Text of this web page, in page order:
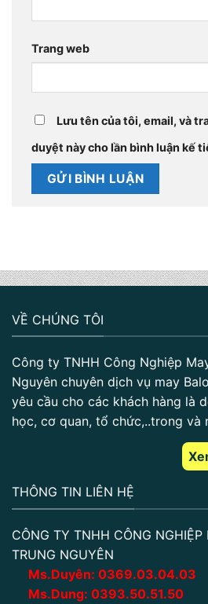
Trang web
Lưu tên của tôi, email, và
duyệt này cho lần bình luận kế
VỀ CHÚNG TÔI
Công ty TNHH Công Nghiệp
Nguyên chuyên dịch vụ may
yêu cầu cho các khách hàng là
học, cơ quan, tổ chức,..trong và
THÔNG TIN LIÊN HỆ
CÔNG TY TNHH CÔNG NGHIỆP
TRUNG NGUYÊN
Ms.Duyên: 0369.03.04.03
Ms.Dung: 0393.50.51.50